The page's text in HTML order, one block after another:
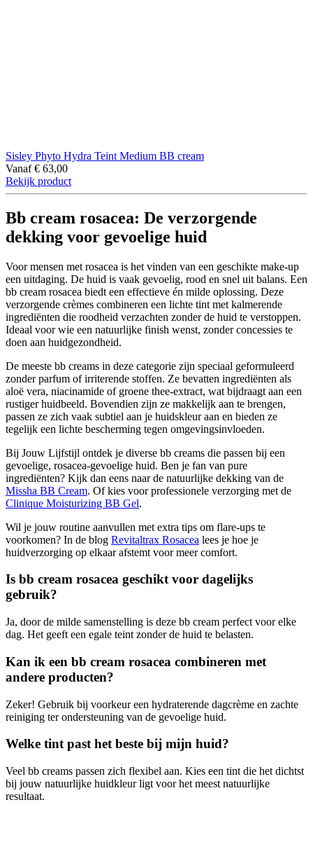
Sisley Phyto Hydra Teint Medium BB cream
Vanaf € 63,00
Bekijk product
Bb cream rosacea: De verzorgende
dekking voor gevoelige huid
Voor mensen met rosacea is het vinden van een geschikte make-up
een uitdaging. De huid is vaak gevoelig, rood en snel uit balans. Een
bb cream rosacea biedt een effectieve én milde oplossing. Deze
verzorgende crèmes combineren een lichte tint met kalmerende
ingrediënten die roodheid verzachten zonder de huid te verstoppen.
Ideaal voor wie een natuurlijke finish wenst, zonder concessies te
doen aan huidgezondheid.
De meeste bb creams in deze categorie zijn speciaal geformuleerd
zonder parfum of irriterende stoffen. Ze bevatten ingrediënten als
aloë vera, niacinamide of groene thee-extract, wat bijdraagt aan een
rustiger huidbeeld. Bovendien zijn ze makkelijk aan te brengen,
passen ze zich vaak subtiel aan je huidskleur aan en bieden ze
tegelijk een lichte bescherming tegen omgevingsinvloeden.
Bij Jouw Lijfstijl ontdek je diverse bb creams die passen bij een
gevoelige, rosacea-gevoelige huid. Ben je fan van pure
ingrediënten? Kijk dan eens naar de natuurlijke dekking van de
Missha BB Cream. Of kies voor professionele verzorging met de
Clinique Moisturizing BB Gel.
Wil je jouw routine aanvullen met extra tips om flare-ups te
voorkomen? In de blog Revitaltrax Rosacea lees je hoe je
huidverzorging op elkaar afstemt voor meer comfort.
Is bb cream rosacea geschikt voor dagelijks
gebruik?
Ja, door de milde samenstelling is deze bb cream perfect voor elke
dag. Het geeft een egale teint zonder de huid te belasten.
Kan ik een bb cream rosacea combineren met
andere producten?
Zeker! Gebruik bij voorkeur een hydraterende dagcrème en zachte
reiniging ter ondersteuning van de gevoelige huid.
Welke tint past het beste bij mijn huid?
Veel bb creams passen zich flexibel aan. Kies een tint die het dichtst
bij jouw natuurlijke huidkleur ligt voor het meest natuurlijke
resultaat.